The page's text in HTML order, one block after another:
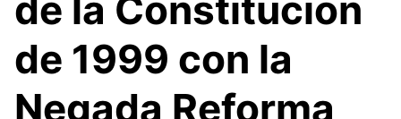
de la Constitución
de 1999 con la
Negada Reforma